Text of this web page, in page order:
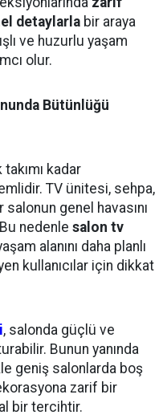
detaylarla bir araya
ve huzurlu yaşam
olur.
Bütünlüğü
kadar
TV ünitesi, sehpa,
genel havasını
nedenle salon tv
alanını daha planlı
kullanıcılar için dikkat
, salonda güçlü ve
Bunun yanında
geniş salonlarda boş
zarif bir
bir tercihtir.